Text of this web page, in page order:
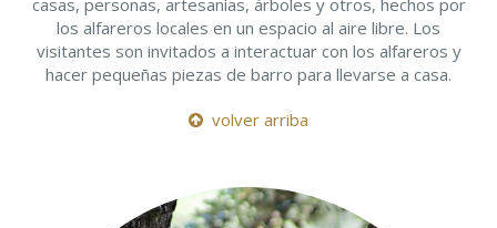
casas, personas, artesanías, árboles y otros, hechos por
los alfareros locales en un espacio al aire libre. Los
visitantes son invitados a interactuar con los alfareros y
hacer pequeñas piezas de barro para llevarse a casa.
volver arriba